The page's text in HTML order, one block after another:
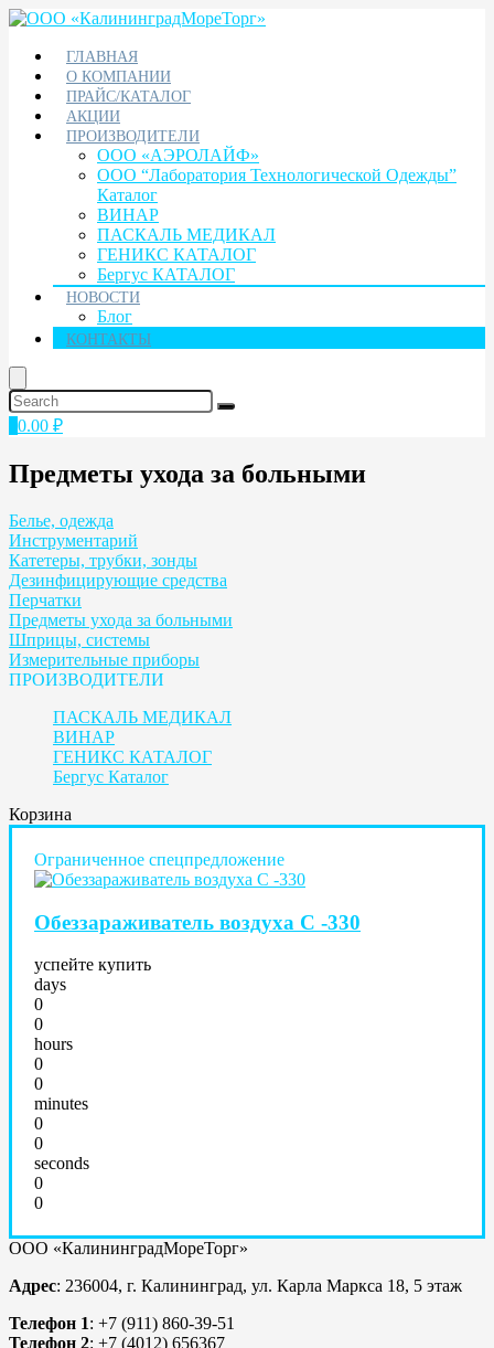
ГЛАВНАЯ
О КОМПАНИИ
ПРАЙС/КАТАЛОГ
АКЦИИ
ПРОИЗВОДИТЕЛИ
ООО «АЭРОЛАЙФ»
ООО “Лаборатория Технологической Одежды”
Каталог
ВИНАР
ПАСКАЛЬ МЕДИКАЛ
ГЕНИКС КАТАЛОГ
Бергус КАТАЛОГ
НОВОСТИ
Блог
КОНТАКТЫ
0.00 ₽
Предметы ухода за больными
Белье, одежда
Инструментарий
Катетеры, трубки, зонды
Дезинфицирующие средства
Перчатки
Предметы ухода за больными
Шприцы, системы
Измерительные приборы
ПРОИЗВОДИТЕЛИ
ПАСКАЛЬ МЕДИКАЛ
ВИНАР
ГЕНИКС КАТАЛОГ
Бергус Каталог
Корзина
Ограниченное спецпредложение
Обеззараживатель воздуха С -330
успейте купить
days
0
0
hours
0
0
minutes
0
0
seconds
0
0
ООО «КалининградМореТорг»
Адрес: 236004, г. Калининград, ул. Карла Маркса 18, 5 этаж
Телефон 1: +7 (911) 860-39-51
Телефон 2: +7 (4012) 656367